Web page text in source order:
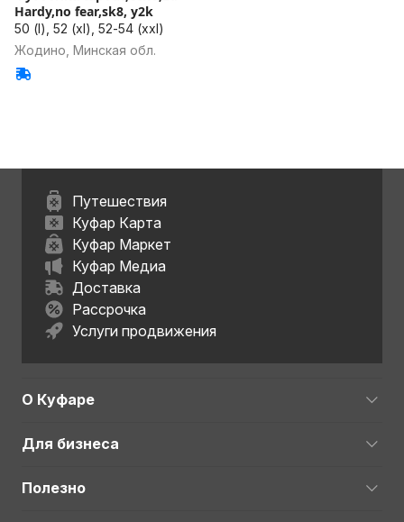
Hardy,no fear,sk8, y2k
50 (l), 52 (xl), 52-54 (xxl)
Жодино, Минская обл.
Путешествия
Куфар Карта
Куфар Маркет
Куфар Медиа
Доставка
Рассрочка
Услуги продвижения
О Куфаре
Для бизнеса
Полезно